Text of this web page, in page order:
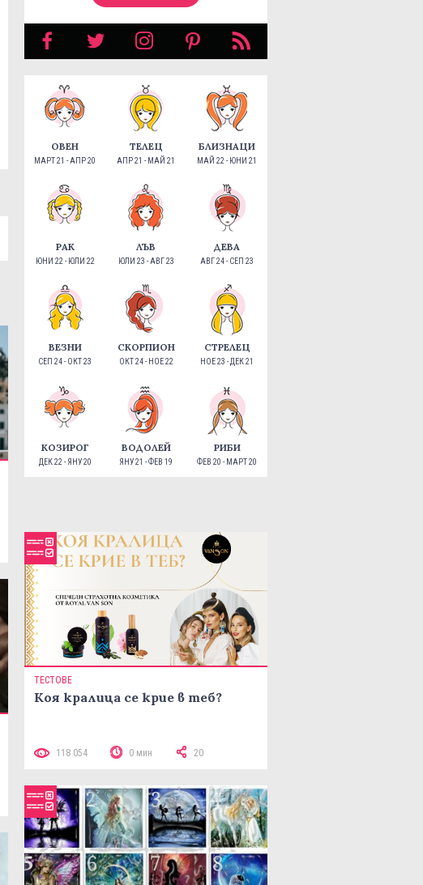
ОВЕН
МАРТ 21 - АПР 20
ТЕЛЕЦ
АПР 21 - МАЙ 21
БЛИЗНАЦИ
МАЙ 22 - ЮНИ 21
РАК
ЮНИ 22 - ЮЛИ 22
ЛЪВ
ЮЛИ 23 - АВГ 23
ДЕВА
АВГ 24 - СЕП 23
ВЕЗНИ
СЕП 24 - ОКТ 23
СКОРПИОН
ОКТ 24 - НОЕ 22
СТРЕЛЕЦ
НОЕ 23 - ДЕК 21
КОЗИРОГ
ДЕК 22 - ЯНУ 20
ВОДОЛЕЙ
ЯНУ 21 - ФЕВ 19
РИБИ
ФЕВ 20 - МАРТ 20
ТЕСТОВЕ
Коя кралица се крие в теб?
118 054 0 мин 20